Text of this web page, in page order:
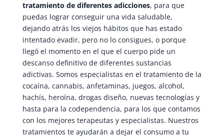
tratamiento de diferentes adicciones, para que
puedas lograr conseguir una vida saludable,
dejando atrás los viejos hábitos que has estado
intentado evadir, pero no lo consigues, o porque
llegó el momento en el que el cuerpo pide un
descanso definitivo de diferentes sustancias
adictivas. Somos especialistas en el tratamiento de la
cocaína, cannabis, anfetaminas, juegos, alcohol,
hachís, heroína, drogas diseño, nuevas tecnologías y
hasta para la codependencia, para los que contamos
con los mejores terapeutas y especialistas. Nuestros
tratamientos te ayudarán a dejar el consumo a tu